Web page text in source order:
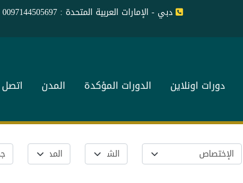
دبي - الإمارات العربية المتحدة : 0097144505697
دورات اونلاين الدورات المؤكدة المدن اتصل